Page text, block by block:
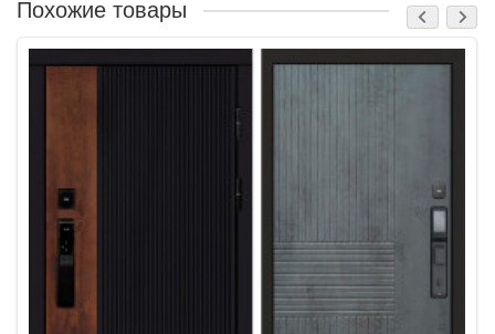
Похожие товары